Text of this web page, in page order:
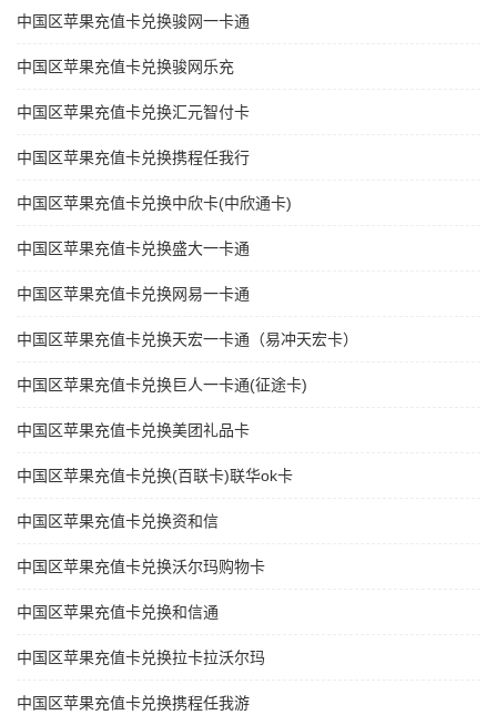
中国区苹果充值卡兑换骏网一卡通
中国区苹果充值卡兑换骏网乐充
中国区苹果充值卡兑换汇元智付卡
中国区苹果充值卡兑换携程任我行
中国区苹果充值卡兑换中欣卡(中欣通卡)
中国区苹果充值卡兑换盛大一卡通
中国区苹果充值卡兑换网易一卡通
中国区苹果充值卡兑换天宏一卡通（易冲天宏卡）
中国区苹果充值卡兑换巨人一卡通(征途卡)
中国区苹果充值卡兑换美团礼品卡
中国区苹果充值卡兑换(百联卡)联华ok卡
中国区苹果充值卡兑换资和信
中国区苹果充值卡兑换沃尔玛购物卡
中国区苹果充值卡兑换和信通
中国区苹果充值卡兑换拉卡拉沃尔玛
中国区苹果充值卡兑换携程任我游